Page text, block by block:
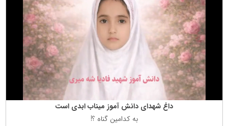
داغ شهدای دانش آموز میناب ابدی است
به كدامین گناه ؟!